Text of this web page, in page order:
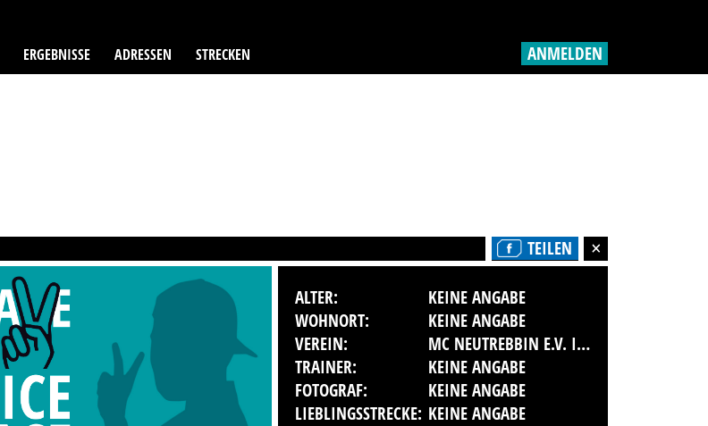
ERGEBNISSE ADRESSEN STRECKEN ANMELDEN
TEILEN
ALTER:
KEINE ANGABE
WOHNORT:
KEINE ANGABE
VEREIN:
MC NEUTREBBIN E.V. IM ADMV
TRAINER:
KEINE ANGABE
FOTOGRAF:
KEINE ANGABE
LIEBLINGSSTRECKE: KEINE ANGABE